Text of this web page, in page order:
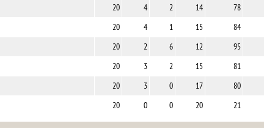
20 4 2 14 78
20 4 1 15 84
20 2 6 12 95
20 3 2 15 81
20 3 0 17 80
20 0 0 20 21